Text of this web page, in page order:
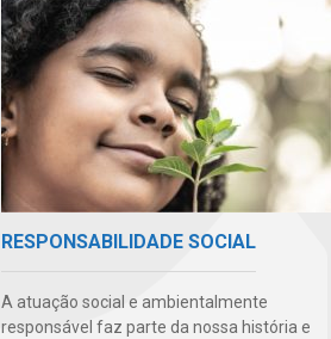
RESPONSABILIDADE SOCIAL
A atuação social e ambientalmente
responsável faz parte da nossa história e